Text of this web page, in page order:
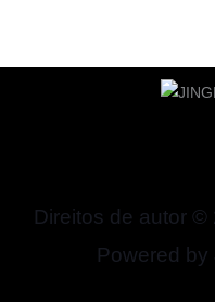
Direitos de autor ©
Powered by